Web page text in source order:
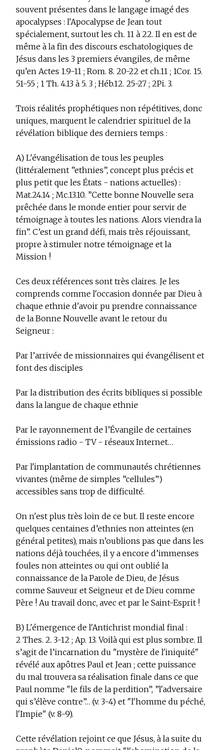
souvent présentes dans le langage imagé des
apocalypses : l'Apocalypse de Jean tout
spécialement, surtout les ch. 11 à 22. Il en est de
même à la fin des discours eschatologiques de
Jésus dans les 3 premiers évangiles, de même
qu’en Actes 1.9-11 ; Rom. 8. 20-22 et ch.11 ; 1Cor. 15.
51-55 ; 1 Th. 4.13 à 5. 3 ; Héb.12. 25-27 ; 2Pi. 3.
Trois réalités prophétiques non répétitives, donc
uniques, marquent le calendrier spirituel de la
révélation biblique des derniers temps :
A) L'évangélisation de tous les peuples
(littéralement ”ethnies”, concept plus précis et
plus petit que les États - nations actuelles) :
Mat.24.14 ; Mc.13.10. ”Cette bonne Nouvelle sera
prêchée dans le monde entier pour servir de
témoignage à toutes les nations. Alors viendra la
fin”. C’est un grand défi, mais très réjouissant,
propre à stimuler notre témoignage et la
Mission !
Ces deux références sont très claires. Je les
comprends comme l'occasion donnée par Dieu à
chaque ethnie d'avoir pu prendre connaissance
de la Bonne Nouvelle avant le retour du
Seigneur :
­Par l’arrivée de missionnaires qui évangélisent et
font des disciples
­Par la distribution des écrits bibliques si possible
dans la langue de chaque ethnie
­Par le rayonnement de l’Évangile de certaines
émissions radio - TV - réseaux Internet…
­Par l'implantation de communautés chrétiennes
vivantes (même de simples ”cellules”)
accessibles sans trop de difficulté.
On n'est plus très loin de ce but. Il reste encore
quelques centaines d’ethnies non atteintes (en
général petites), mais n’oublions pas que dans les
nations déjà touchées, il y a encore d’immenses
foules non atteintes ou qui ont oublié la
connaissance de la Parole de Dieu, de Jésus
comme Sauveur et Seigneur et de Dieu comme
Père ! Au travail donc, avec et par le Saint-Esprit !
B) L'émergence de l'Antichrist mondial final :
2 Thes. 2. 3-12 ; Ap. 13. Voilà qui est plus sombre. Il
s’agit de l’incarnation du "mystère de l'iniquité"
révélé aux apôtres Paul et Jean ; cette puissance
du mal trouvera sa réalisation finale dans ce que
Paul nomme "le fils de la perdition”, ”l'adversaire
qui s’élève contre”… (v. 3-4) et "l'homme du péché,
l'Impie" (v. 8-9).
Cette révélation rejoint ce que Jésus, à la suite du